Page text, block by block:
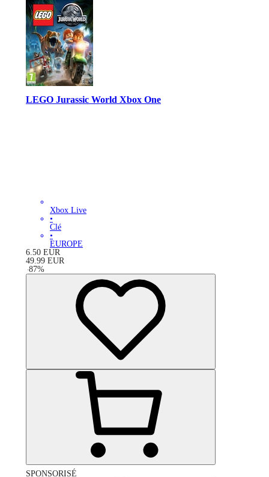
LEGO Jurassic World Xbox One
Xbox Live
•
Clé
•
EUROPE
6.50 EUR
49.99 EUR
-87%
SPONSORISÉ